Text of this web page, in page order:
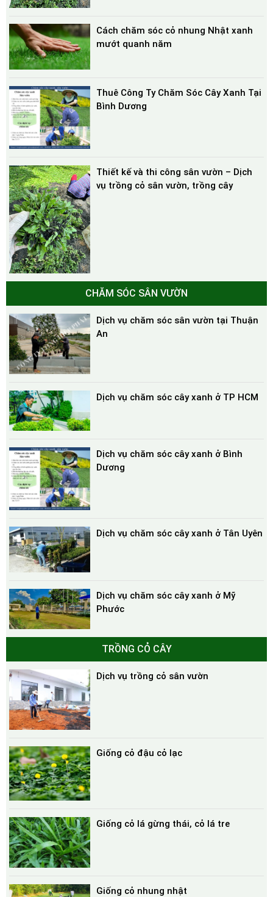
Cách chăm sóc cỏ nhung Nhật xanh
mướt quanh năm
Thuê Công Ty Chăm Sóc Cây Xanh Tại
Bình Dương
Thiết kế và thi công sân vườn – Dịch
vụ trồng cỏ sân vườn, trồng cây
CHĂM SÓC SÂN VƯỜN
Dịch vụ chăm sóc sân vườn tại Thuận
An
Dịch vụ chăm sóc cây xanh ở TP HCM
Dịch vụ chăm sóc cây xanh ở Bình
Dương
Dịch vụ chăm sóc cây xanh ở Tân Uyên
Dịch vụ chăm sóc cây xanh ở Mỹ
Phước
TRỒNG CỎ CÂY
Dịch vụ trồng cỏ sân vườn
Giống cỏ đậu cỏ lạc
Giống cỏ lá gừng thái, cỏ lá tre
Giống cỏ nhung nhật